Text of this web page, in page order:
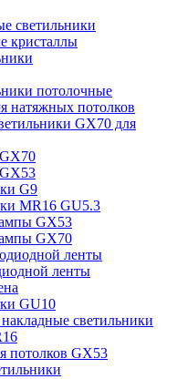
светильники
кристаллы
потолочные
натяжных потолков
GX70 для
G9
MR16 GU5.3
GX53
GX70
ленты
ленты
GU10
светильники
потолков GX53